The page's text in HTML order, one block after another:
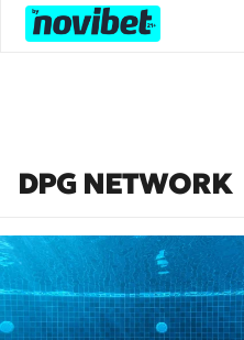
DPG NETWORK